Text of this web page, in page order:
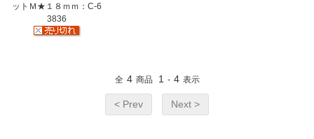
ットＭ★１８ｍｍ：C-6
3836
全 4 商品 1 - 4 表示
< Prev Next >